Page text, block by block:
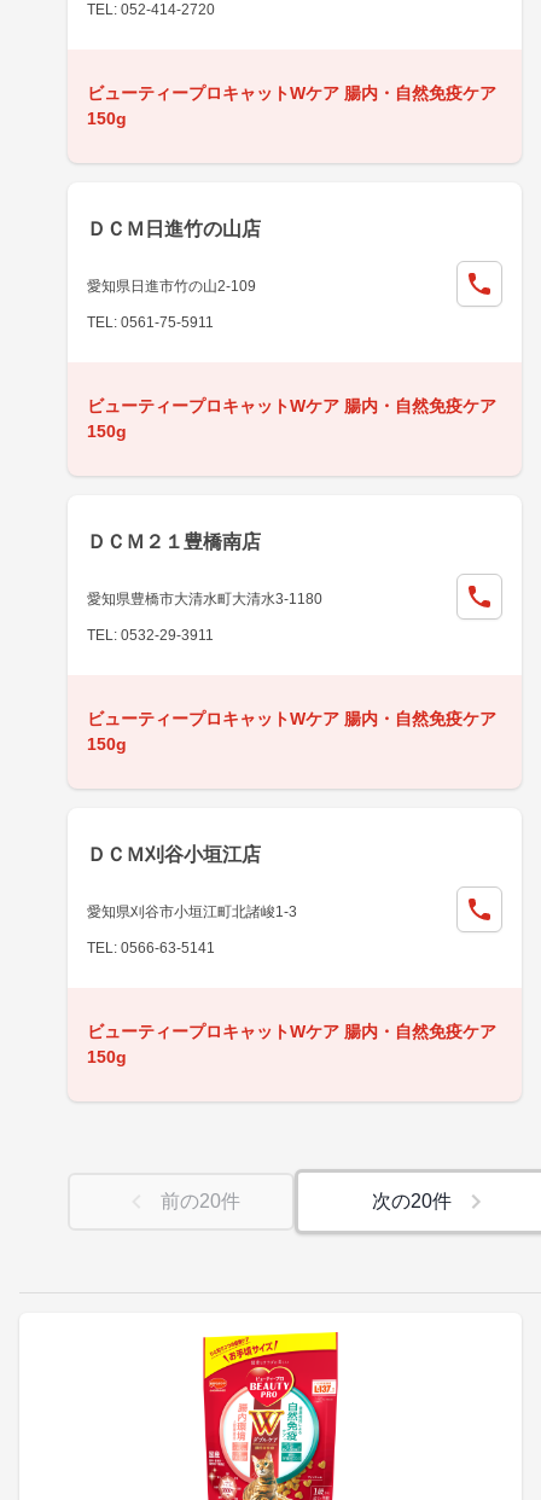
TEL: 052-414-2720
ビューティープロキャットWケア 腸内・自然免疫ケア
150g
ＤＣＭ日進竹の山店
愛知県日進市竹の山2-109
TEL: 0561-75-5911
ビューティープロキャットWケア 腸内・自然免疫ケア
150g
ＤＣＭ２１豊橋南店
愛知県豊橋市大清水町大清水3-1180
TEL: 0532-29-3911
ビューティープロキャットWケア 腸内・自然免疫ケア
150g
ＤＣＭ刈谷小垣江店
愛知県刈谷市小垣江町北諸峻1-3
TEL: 0566-63-5141
ビューティープロキャットWケア 腸内・自然免疫ケア
150g
前の20件 次の20件